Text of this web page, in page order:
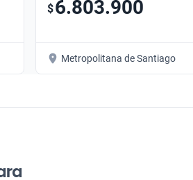
$6.803.900
Metropolitana de Santiago